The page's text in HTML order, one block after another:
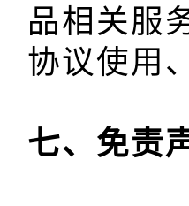
品相关服